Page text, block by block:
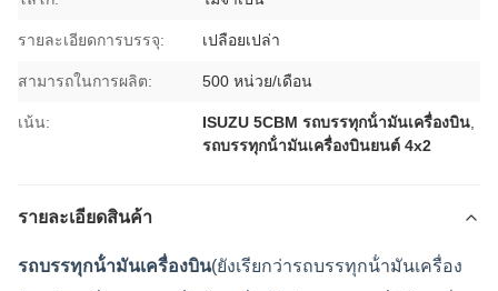
รายละเอียดการบรรจุ: เปลือยเปล่า
สามารถในการผลิต: 500 หน่วย/เดือน
เน้น: ISUZU 5CBM รถบรรทุกน้ํามันเครื่องบิน
รถบรรทุกน้ํามันเครื่องบินยนต์ 4x2
รายละเอียดสินค้า
รถบรรทุกน้ํามันเครื่องบิน(ยังเรียกว่ารถบรรทุกน้ํามันเครื่อง